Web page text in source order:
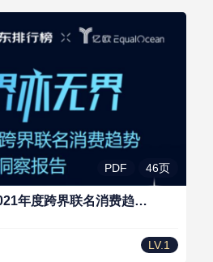
PDF 46页
“跨界亦无界”——2021年度跨界联名消费趋势洞察报告-东跨院x京东x亿欧-202111
LV.1